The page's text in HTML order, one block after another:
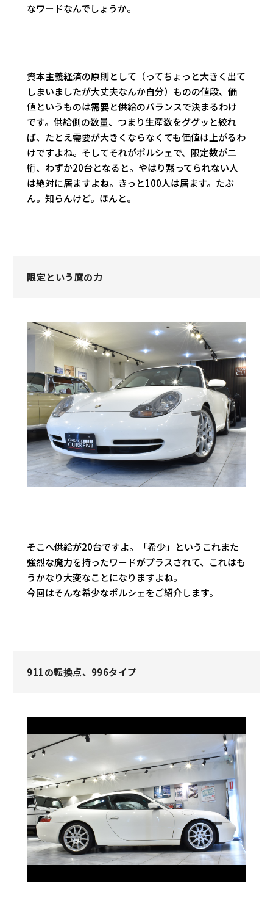
なワードなんでしょうか。
資本主義経済の原則として（ってちょっと大きく出て
しまいましたが大丈夫なんか自分）ものの値段、価
値というものは需要と供給のバランスで決まるわけ
です。供給側の数量、つまり生産数をググッと絞れ
ば、たとえ需要が大きくならなくても価値は上がるわ
けですよね。そしてそれがポルシェで、限定数が二
桁、わずか20台となると。やはり黙ってられない人
は絶対に居ますよね。きっと100人は居ます。たぶ
ん。知らんけど。ほんと。
限定という魔の力
そこへ供給が20台ですよ。「希少」というこれまた
強烈な魔力を持ったワードがプラスされて、これはも
うかなり大変なことになりますよね。
今回はそんな希少なポルシェをご紹介します。
911の転換点、996タイプ